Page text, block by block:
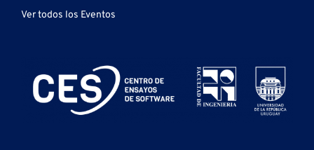
Ver todos los Eventos